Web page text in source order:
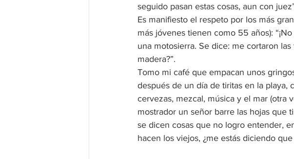
seguido pasan estas cosas, aun con
Es manifiesto el respeto por los más
más jóvenes tienen como 55 años):
una motosierra. Se dice: me cortaron
madera?”.
Tomo mi café que empacan unos
después de un día de tiritas en la playa,
cervezas, mezcal, música y el mar (otra
mostrador un señor barre las hojas que
se dicen cosas que no logro entender,
hacen los viejos, ¿me estás diciendo